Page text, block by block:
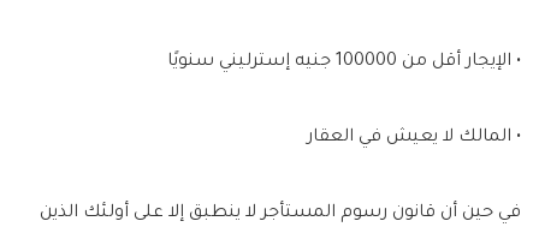
• الإيجار أقل من 100000 جنيه إسترليني سنويًا
• المالك لا يعيش في العقار
في حين أن قانون رسوم المستأجر لا ينطبق إلا على أولئك الذين